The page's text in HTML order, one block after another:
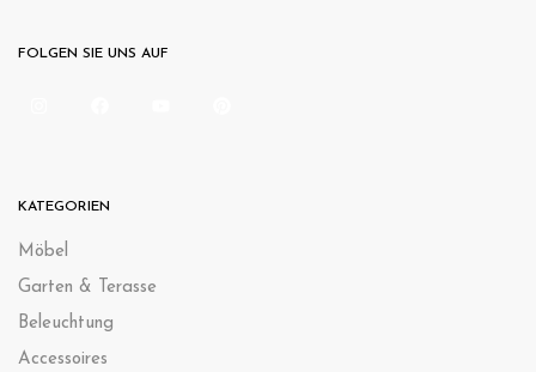
FOLGEN SIE UNS AUF
KATEGORIEN
Möbel
Garten & Terasse
Beleuchtung
Accessoires